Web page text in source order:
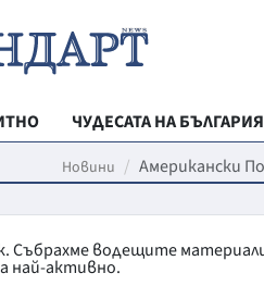
ЧУДЕСАТА НА БЪЛГАРИЯ
РЕГИОНАЛНИ
МЛАДЕЖКА
Новини Американски
Събрахме водещите
най-активно.